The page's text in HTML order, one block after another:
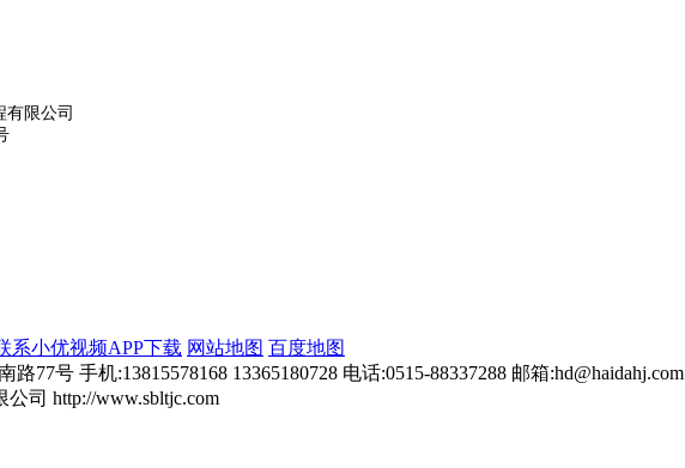
限公司
系小优视频APP下载 网站地图 百度地图
77号 手机:13815578168 13365180728 电话:0515-88337288 邮箱:hd@haidahj.com
司 http://www.sbltjc.com